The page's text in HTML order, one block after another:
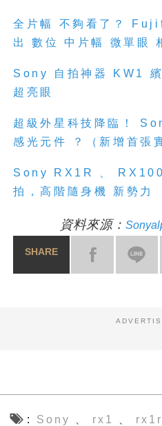
全片幅 不夠看了？
出 數位 中片幅 微單眼
Sony 自拍神器 KW1 繽
超亮眼
超級外星科技降臨！
感光元件 ？（新增首張
Sony RX1R 、
拍，高階隨身機 新勢力
資料來源：
SHARE
Sony rx1 rx1r